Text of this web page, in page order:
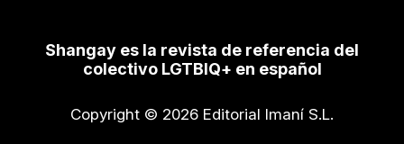
Shangay es la revista de referencia del
colectivo LGTBIQ+ en español
Copyright © 2026 Editorial Imaní S.L.